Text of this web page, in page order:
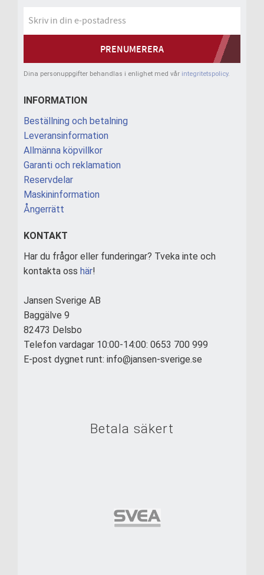
PRENUMERERA
Dina personuppgifter behandlas i enlighet med vår integritetspolicy.
INFORMATION
Beställning och betalning
Leveransinformation
Allmänna köpvillkor
Garanti och reklamation
Reservdelar
Maskininformation
Ångerrätt
KONTAKT
Har du frågor eller funderingar? Tveka inte och
kontakta oss här!
Jansen Sverige AB
Baggälve 9
82473 Delsbo
Telefon vardagar 10:00-14:00: 0653 700 999
E-post dygnet runt: info@jansen-sverige.se
Betala säkert